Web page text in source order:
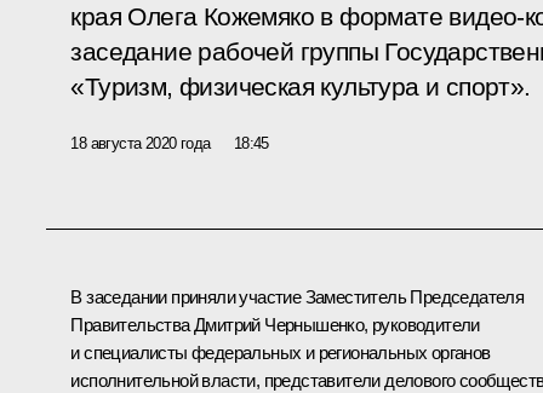
края Олега Кожемяко в формате видео-
заседание рабочей группы
«Туризм, физическая культура и спорт».
18 августа 2020 года 18:45
В заседании приняли участие Заместитель Председателя
ПравительстваДмитрий Чернышенко, руководители
и специалисты федеральных и региональных органов
исполнительной власти, представители делового